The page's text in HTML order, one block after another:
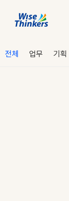
전체 업무 기획